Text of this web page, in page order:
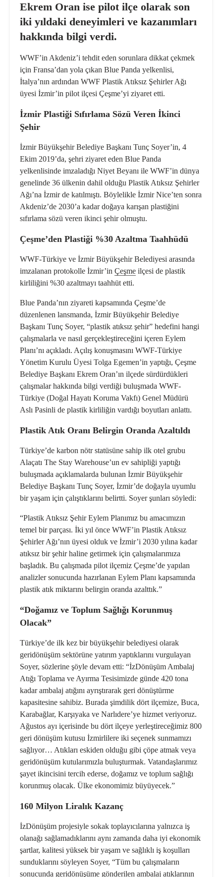
Ekrem Oran ise pilot ilçe olarak son
iki yıldaki deneyimleri ve kazanımları
hakkında bilgi verdi.
WWF’in Akdeniz’i tehdit eden sorunlara dikkat çekmek
için Fransa’dan yola çıkan Blue Panda yelkenlisi,
İtalya’nın ardından WWF Plastik Atıksız Şehirler Ağı
üyesi İzmir’in pilot ilçesi Çeşme’yi ziyaret etti.
İzmir Plastiği Sıfırlama Sözü Veren İkinci
Şehir
İzmir Büyükşehir Belediye Başkanı Tunç Soyer’in, 4
Ekim 2019’da, şehri ziyaret eden Blue Panda
yelkenlisinde imzaladığı Niyet Beyanı ile WWF’in dünya
genelinde 36 ülkenin dahil olduğu Plastik Atıksız Şehirler
Ağı’na İzmir de katılmıştı. Böylelikle İzmir Nice’ten sonra
Akdeniz’de 2030’a kadar doğaya karışan plastiğini
sıfırlama sözü veren ikinci şehir olmuştu.
Çeşme’den Plastiği %30 Azaltma Taahhüdü
WWF-Türkiye ve İzmir Büyükşehir Belediyesi arasında
imzalanan protokolle İzmir’in Çeşme ilçesi de plastik
kirliliğini %30 azaltmayı taahhüt etti.
Blue Panda’nın ziyareti kapsamında Çeşme’de
düzenlenen lansmanda, İzmir Büyükşehir Belediye
Başkanı Tunç Soyer, “plastik atıksız şehir” hedefini hangi
çalışmalarla ve nasıl gerçekleştireceğini içeren Eylem
Planı’nı açıkladı. Açılış konuşmasını WWF-Türkiye
Yönetim Kurulu Üyesi Tolga Egemen’in yaptığı, Çeşme
Belediye Başkanı Ekrem Oran’ın ilçede sürdürdükleri
çalışmalar hakkında bilgi verdiği buluşmada WWF-
Türkiye (Doğal Hayatı Koruma Vakfı) Genel Müdürü
Aslı Pasinli de plastik kirliliğin vardığı boyutları anlattı.
Plastik Atık Oranı Belirgin Oranda Azaltıldı
Türkiye’de karbon nötr statüsüne sahip ilk otel grubu
Alaçatı The Stay Warehouse’un ev sahipliği yaptığı
buluşmada açıklamalarda bulunan İzmir Büyükşehir
Belediye Başkanı Tunç Soyer, İzmir’de doğayla uyumlu
bir yaşam için çalıştıklarını belirtti. Soyer şunları söyledi:
“Plastik Atıksız Şehir Eylem Planımız bu amacımızın
temel bir parçası. İki yıl önce WWF’in Plastik Atıksız
Şehirler Ağı’nın üyesi olduk ve İzmir’i 2030 yılına kadar
atıksız bir şehir haline getirmek için çalışmalarımıza
başladık. Bu çalışmada pilot ilçemiz Çeşme’de yapılan
analizler sonucunda hazırlanan Eylem Planı kapsamında
plastik atık miktarını belirgin oranda azalttık.”
“Doğamız ve Toplum Sağlığı Korunmuş
Olacak”
Türkiye’de ilk kez bir büyükşehir belediyesi olarak
geridönüşüm sektörüne yatırım yaptıklarını vurgulayan
Soyer, sözlerine şöyle devam etti: “İzDönüşüm Ambalaj
Atığı Toplama ve Ayırma Tesisimizde günde 420 tona
kadar ambalaj atığını ayrıştırarak geri dönüştürme
kapasitesine sahibiz. Burada şimdilik dört ilçemize, Buca,
Karabağlar, Karşıyaka ve Narlıdere’ye hizmet veriyoruz.
Ağustos ayı içerisinde bu dört ilçeye yerleştireceğimiz 800
geri dönüşüm kutusu İzmirlilere iki seçenek sunmamızı
sağlıyor… Atıkları eskiden olduğu gibi çöpe atmak veya
geridönüşüm kutularımızla buluşturmak. Vatandaşlarımız
şayet ikincisini tercih ederse, doğamız ve toplum sağlığı
korunmuş olacak. Ülke ekonomimiz büyüyecek.”
160 Milyon Liralık Kazanç
İzDönüşüm projesiyle sokak toplayıcılarına yalnızca iş
olanağı sağlamadıklarını aynı zamanda daha iyi ekonomik
şartlar, kalitesi yüksek bir yaşam ve sağlıklı iş koşulları
sunduklarını söyleyen Soyer, “Tüm bu çalışmaların
sonucunda geridönüşüme gönderilen ambalaj atıklarının